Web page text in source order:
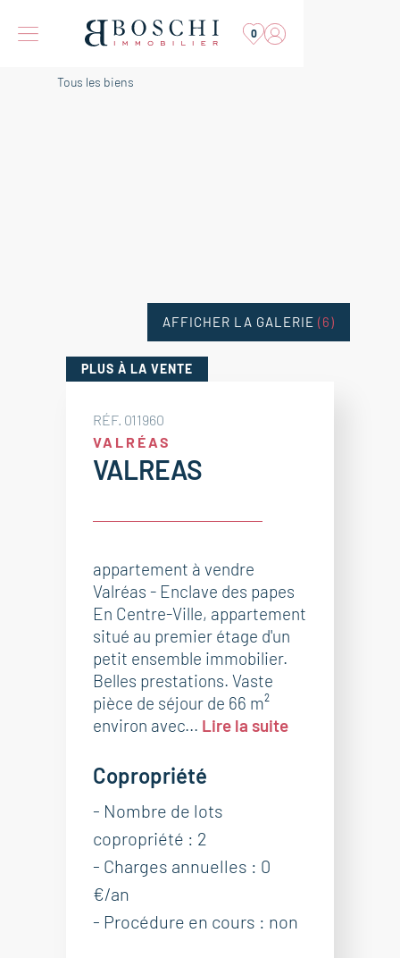
0
Tous les biens
PLUS À LA VENTE
RÉF. 011960
VALRÉAS
VALREAS
appartement à vendre
Valréas - Enclave des papes
En Centre-Ville, appartement
situé au premier étage d'un
petit ensemble immobilier.
Belles prestations. Vaste
pièce de séjour de 66 m²
environ avec... Lire la suite
Copropriété
- Nombre de lots
copropriété : 2
- Charges annuelles : 0
€/an
- Procédure en cours : non
AFFICHER LA GALERIE (6)